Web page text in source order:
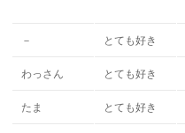
－ とても好き
わっさん とても好き
たま とても好き